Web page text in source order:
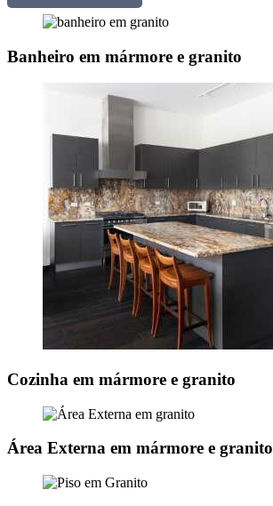
Banheiro em mármore e granito
Cozinha em mármore e granito
Área Externa em mármore e granito